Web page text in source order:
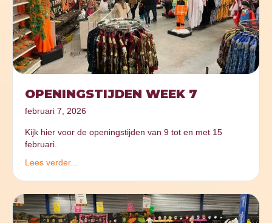
OPENINGSTIJDEN WEEK 7
februari 7, 2026
Kijk hier voor de openingstijden van 9 tot en met 15
februari.
Lees verder...